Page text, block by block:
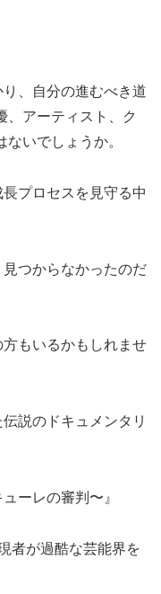
、自分の進むべき道
、アーティスト、ク
いでしょうか。
プロセスを見守る中
見つからなかったのだ
もいるかもしれませ
説のドキュメンタリ
ーレの審判〜』
者が過酷な芸能界を